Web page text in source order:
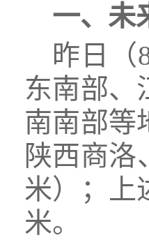
一、未
昨日（
东南部、
南南部等
陕西商洛
米）；上
米。